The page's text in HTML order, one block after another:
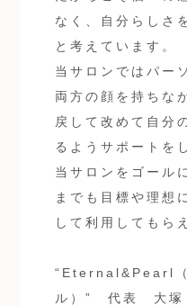
なく、自分らしさ
と考えています。
当サロンではパー
両方の顔を持ちな
戻して改めて自分
るようサポートを
当サロンをゴール
までも目標や理想
して利用してもら
“Eternal&Pearl（
ル）” 代表 大塚